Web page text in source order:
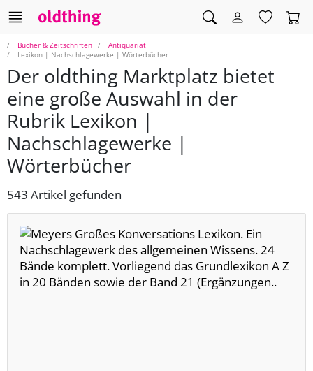
Bücher & Zeitschriften
Antiquariat
Lexikon | Nachschlagewerke | Wörterbücher
Der oldthing Marktplatz bietet
eine große Auswahl in der
Rubrik Lexikon |
Nachschlagewerke |
Wörterbücher
543 Artikel gefunden